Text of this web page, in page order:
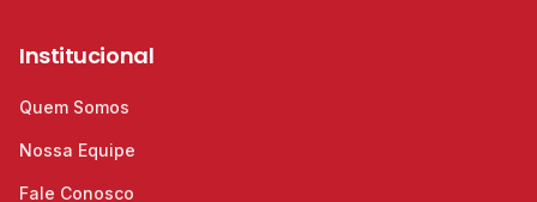
Institucional
Quem Somos
Nossa Equipe
Fale Conosco